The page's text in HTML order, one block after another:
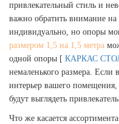
привлекательный стиль и
важно обратить внимание
индивидуально, но опоры
размером 1,5 на 1,5 метра
одной опоры [ КАРКАС
немаленького размера. Если
интерьер вашего
будут выглядеть
Что же касается